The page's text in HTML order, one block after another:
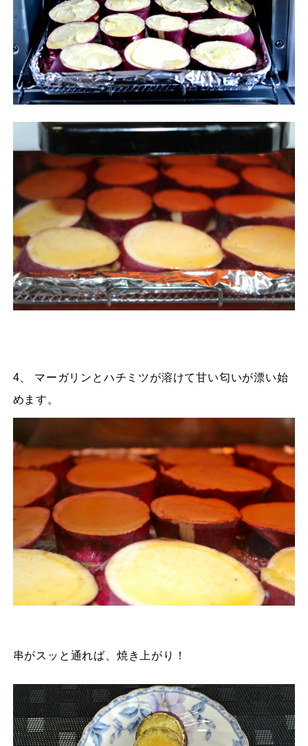
4、 マーガリンとハチミツが溶けて甘い匂いが漂い始
めます。
串がスッと通れば、焼き上がり！